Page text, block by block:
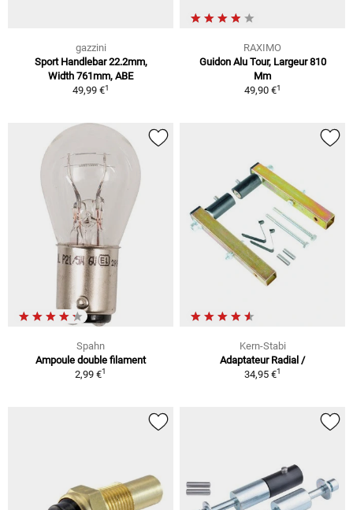
gazzini
Sport Handlebar 22.2mm,
Width 761mm, ABE
49,99 €1
RAXIMO
Guidon Alu Tour, Largeur 810
Mm
49,90 €1
Spahn
Ampoule double filament
2,99 €1
Kern-Stabi
Adaptateur Radial /
34,95 €1